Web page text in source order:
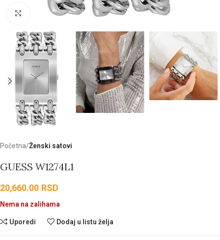
Click to enlarge
Početna Ženski satovi
GUESS W1274L1
20,660.00 RSD
Nema na zalihama
Uporedi Dodaj u listu želja